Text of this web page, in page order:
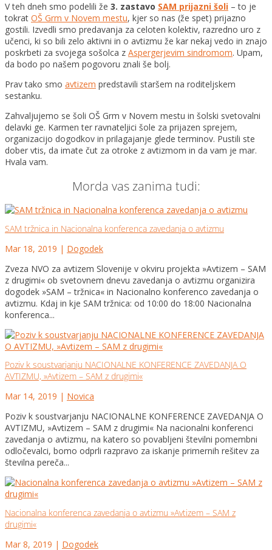
V teh dneh smo podelili že 3. zastavo SAM prijazni šoli – to je
tokrat OŠ Grm v Novem mestu, kjer so nas (že spet) prijazno
gostili. Izvedli smo predavanja za celoten kolektiv, razredno uro z
učenci, ki so bili zelo aktivni in o avtizmu že kar nekaj vedo in znajo
poskrbeti za svojega sošolca z Aspergerjevim sindromom. Upam,
da bodo po našem pogovoru znali še bolj.
Prav tako smo avtizem predstavili staršem na roditeljskem
sestanku.
Zahvaljujemo se šoli OŠ Grm v Novem mestu in šolski svetovalni
delavki ge. Karmen ter ravnateljici šole za prijazen sprejem,
organizacijo dogodkov in prilagajanje glede terminov. Pustili ste
dober vtis, da imate čut za otroke z avtizmom in da vam je mar.
Hvala vam.
Morda vas zanima tudi:
SAM tržnica in Nacionalna konferenca zavedanja o avtizmu
Mar 18, 2019 | Dogodek
Zveza NVO za avtizem Slovenije v okviru projekta »Avtizem – SAM
z drugimi« ob svetovnem dnevu zavedanja o avtizmu organizira
dogodek »SAM – tržnica« in Nacionalno konferenco zavedanja o
avtizmu. Kdaj in kje SAM tržnica: od 10:00 do 18:00 Nacionalna
konferenca...
Poziv k soustvarjanju NACIONALNE KONFERENCE ZAVEDANJA O
AVTIZMU, »Avtizem – SAM z drugimi«
Mar 14, 2019 | Novica
Poziv k soustvarjanju NACIONALNE KONFERENCE ZAVEDANJA O
AVTIZMU, »Avtizem – SAM z drugimi« Na nacionalni konferenci
zavedanja o avtizmu, na katero so povabljeni številni pomembni
odločevalci, bomo odprli razpravo za iskanje primernih rešitev za
številna pereča...
Nacionalna konferenca zavedanja o avtizmu »Avtizem – SAM z
drugimi«
Mar 8, 2019 | Dogodek